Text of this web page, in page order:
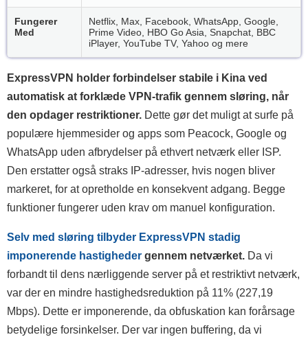
Fungerer
Med
Netflix, Max, Facebook, WhatsApp, Google,
Prime Video, HBO Go Asia, Snapchat, BBC
iPlayer, YouTube TV, Yahoo og mere
ExpressVPN holder forbindelser stabile i Kina ved
automatisk at forklæde VPN-trafik gennem sløring, når
den opdager restriktioner. Dette gør det muligt at surfe på
populære hjemmesider og apps som Peacock, Google og
WhatsApp uden afbrydelser på ethvert netværk eller ISP.
Den erstatter også straks IP-adresser, hvis nogen bliver
markeret, for at opretholde en konsekvent adgang. Begge
funktioner fungerer uden krav om manuel konfiguration.
Selv med sløring tilbyder ExpressVPN stadig
imponerende hastigheder gennem netværket. Da vi
forbandt til dens nærliggende server på et restriktivt netværk,
var der en mindre hastighedsreduktion på 11% (227,19
Mbps). Dette er imponerende, da obfuskation kan forårsage
betydelige forsinkelser. Der var ingen buffering, da vi